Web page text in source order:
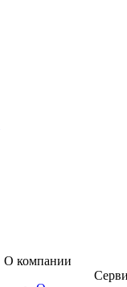
О компании